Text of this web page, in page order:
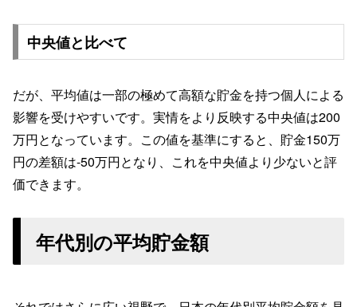
中央値と比べて
だが、平均値は一部の極めて高額な貯金を持つ個人による
影響を受けやすいです。実情をより反映する中央値は200
万円となっています。この値を基準にすると、貯金150万
円の差額は-50万円となり、これを中央値より少ないと評
価できます。
年代別の平均貯金額